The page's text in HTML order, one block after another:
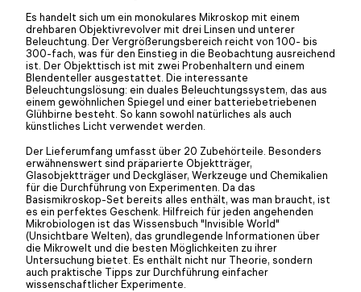
Es handelt sich um ein monokulares Mikroskop mit einem
drehbaren Objektivrevolver mit drei Linsen und unterer
Beleuchtung. Der Vergrößerungsbereich reicht von 100- bis
300-fach, was für den Einstieg in die Beobachtung ausreichend
ist. Der Objekttisch ist mit zwei Probenhaltern und einem
Blendenteller ausgestattet. Die interessante
Beleuchtungslösung: ein duales Beleuchtungssystem, das aus
einem gewöhnlichen Spiegel und einer batteriebetriebenen
Glühbirne besteht. So kann sowohl natürliches als auch
künstliches Licht verwendet werden.
Der Lieferumfang umfasst über 20 Zubehörteile. Besonders
erwähnenswert sind präparierte Objektträger,
Glasobjektträger und Deckgläser, Werkzeuge und Chemikalien
für die Durchführung von Experimenten. Da das
Basismikroskop-Set bereits alles enthält, was man braucht, ist
es ein perfektes Geschenk. Hilfreich für jeden angehenden
Mikrobiologen ist das Wissensbuch "Invisible World"
(Unsichtbare Welten), das grundlegende Informationen über
die Mikrowelt und die besten Möglichkeiten zu ihrer
Untersuchung bietet. Es enthält nicht nur Theorie, sondern
auch praktische Tipps zur Durchführung einfacher
wissenschaftlicher Experimente.